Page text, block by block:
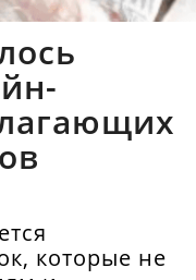
которые не